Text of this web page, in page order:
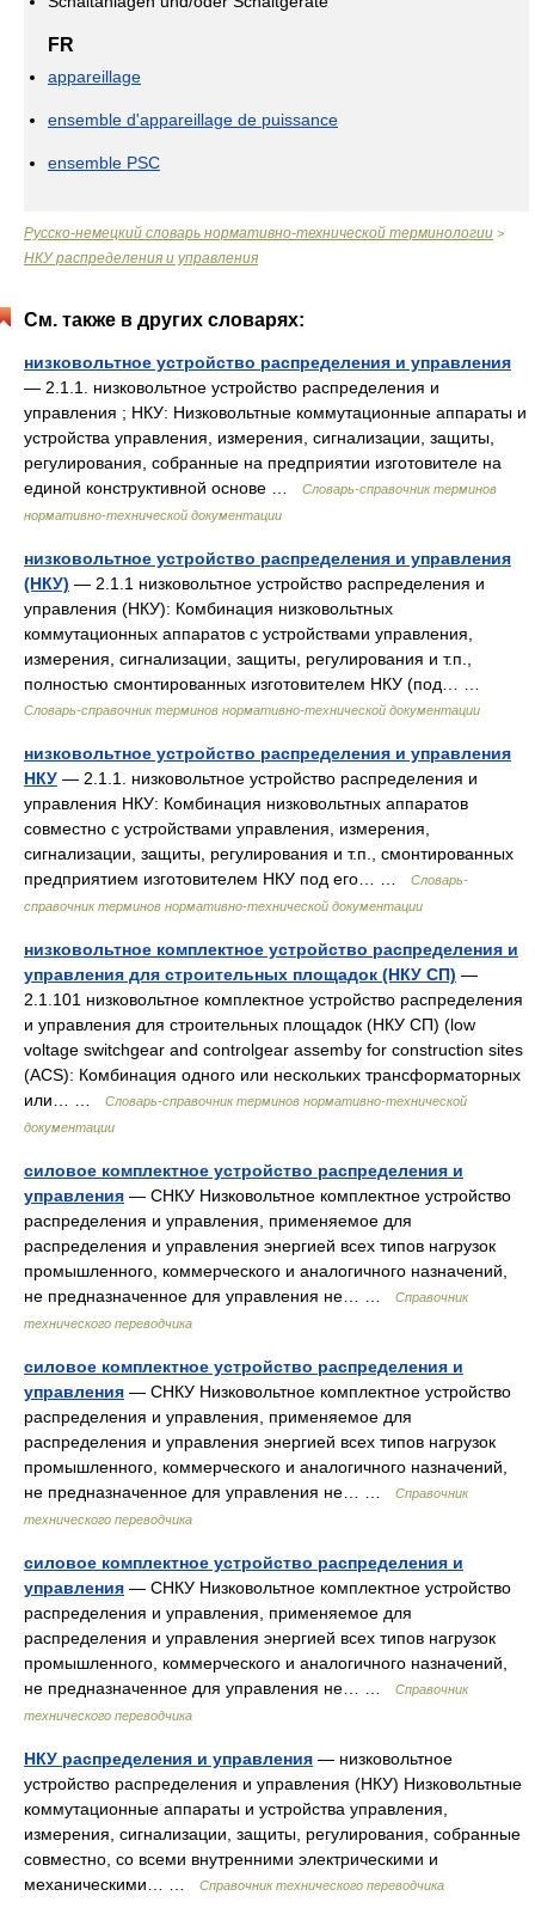
FR
appareillage
ensemble d'appareillage de puissance
ensemble PSC
Русско-немецкий словарь нормативно-технической терминологии >
НКУ распределения и управления
См. также в других словарях:
низковольтное устройство распределения и управления
— 2.1.1. низковольтное устройство распределения и
управления ; НКУ: Низковольтные коммутационные аппараты и
устройства управления, измерения, сигнализации, защиты,
регулирования, собранные на предприятии изготовителе на
единой конструктивной основе …
Словарь-справочник терминов
нормативно-технической документации
низковольтное устройство распределения и управления
(НКУ) — 2.1.1 низковольтное устройство распределения и
управления (НКУ): Комбинация низковольтных
коммутационных аппаратов с устройствами управления,
измерения, сигнализации, защиты, регулирования и т.п.,
полностью смонтированных изготовителем НКУ (под… …
Словарь-справочник терминов нормативно-технической документации
низковольтное устройство распределения и управления
НКУ — 2.1.1. низковольтное устройство распределения и
управления НКУ: Комбинация низковольтных аппаратов
совместно с устройствами управления, измерения,
сигнализации, защиты, регулирования и т.п., смонтированных
предприятием изготовителем НКУ под его… …
Словарь-
справочник терминов нормативно-технической документации
низковольтное комплектное устройство распределения и
управления для строительных площадок (НКУ СП) —
2.1.101 низковольтное комплектное устройство распределения
и управления для строительных площадок (НКУ СП) (low
voltage switchgear and controlgear assemby for construction sites
(ACS): Комбинация одного или нескольких трансформаторных
или… …
Словарь-справочник терминов нормативно-технической
документации
силовое комплектное устройство распределения и
управления — СНКУ Низковольтное комплектное устройство
распределения и управления, применяемое для
распределения и управления энергией всех типов нагрузок
промышленного, коммерческого и аналогичного назначений,
не предназначенное для управления не… …
Справочник
технического переводчика
силовое комплектное устройство распределения и
управления — СНКУ Низковольтное комплектное устройство
распределения и управления, применяемое для
распределения и управления энергией всех типов нагрузок
промышленного, коммерческого и аналогичного назначений,
не предназначенное для управления не… …
Справочник
технического переводчика
силовое комплектное устройство распределения и
управления — СНКУ Низковольтное комплектное устройство
распределения и управления, применяемое для
распределения и управления энергией всех типов нагрузок
промышленного, коммерческого и аналогичного назначений,
не предназначенное для управления не… …
Справочник
технического переводчика
НКУ распределения и управления — низковольтное
устройство распределения и управления (НКУ) Низковольтные
коммутационные аппараты и устройства управления,
измерения, сигнализации, защиты, регулирования, собранные
совместно, со всеми внутренними электрическими и
механическими… …
Справочник технического переводчика